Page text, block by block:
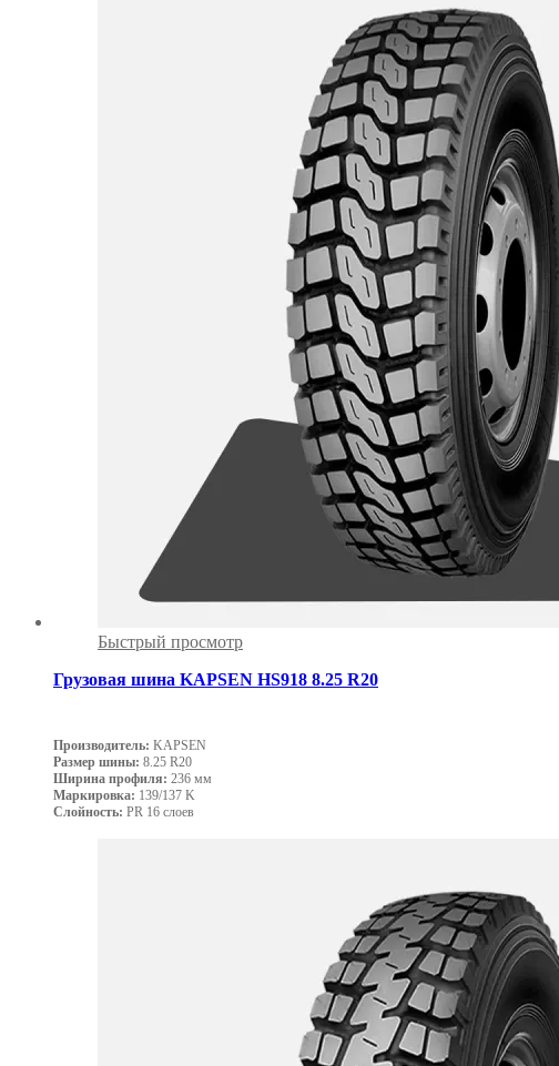
Быстрый просмотр
Грузовая шина KAPSEN HS918 8.25 R20
Производитель: KAPSEN
Размер шины: 8.25 R20
Ширина профиля: 236 мм
Маркировка: 139/137 K
Слойность: PR 16 слоев